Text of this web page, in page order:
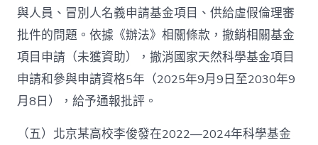
與人員、冒別人名義申請基金項目、供給虛假倫理審
批件的問題。依據《辦法》相關條款，撤銷相關基金
項目申請（未獲資助），撤消國家天然科學基金項目
申請和參與申請資格5年（2025年9月9日至2030年9
月8日），給予通報批評。
（五）北京某高校李俊發在2022—2024年科學基金